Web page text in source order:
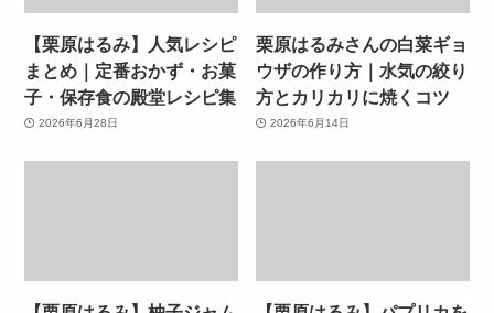
【栗原はるみ】人気レシピ
まとめ｜定番おかず・お菓
子・保存食の殿堂レシピ集
2026年6月28日
栗原はるみさんの白菜ギョ
ウザの作り方｜水気の絞り
方とカリカリに焼くコツ
2026年6月14日